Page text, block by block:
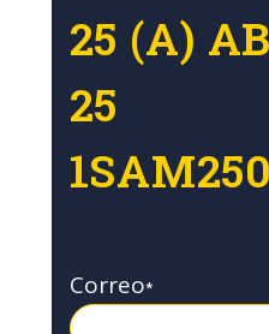
25 (A)
25
Correo*